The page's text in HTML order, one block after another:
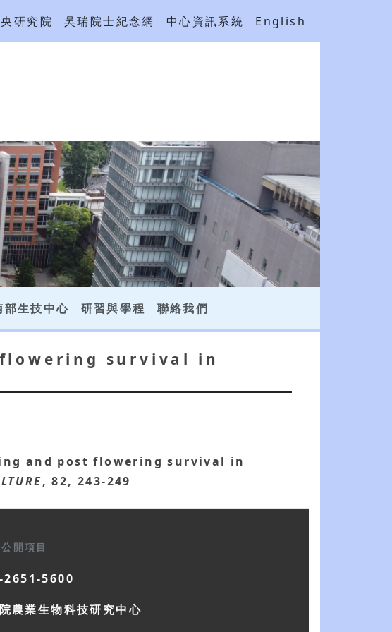
研究院 吳瑞院士紀念網 中心資訊系統 English
部生技中心 研習與學程 聯絡我們
survival in
and post flowering survival in
, 82, 243-249
開項目
2651-5600
農業生物科技研究中心